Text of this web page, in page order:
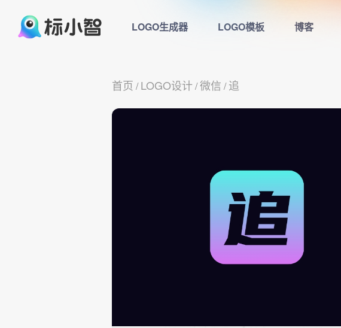
LOGO生成器 LOGO模板 博客
首页 / LOGO设计/微信 / 追